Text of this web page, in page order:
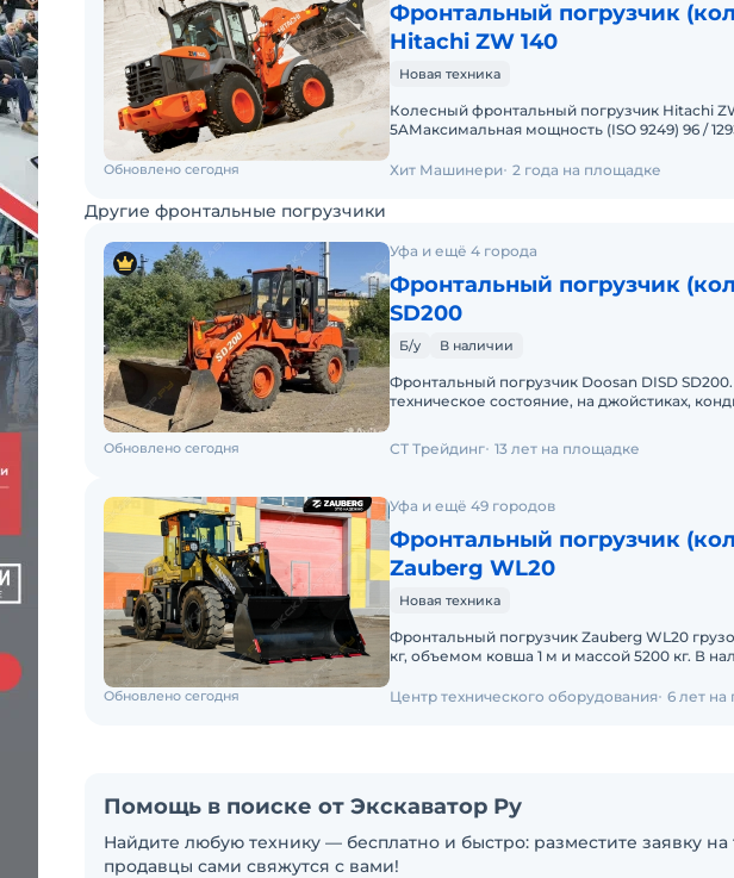
Фронтальный погрузчик
Hitachi ZW 140
Новая техника
Колесный фронтальный погрузчик Hitachi
5AМаксимальная мощность (ISO 9249) 96 /
Обновлено сегодня Хит Машинери 2 года на площадке
Другие фронтальные погрузчики
Уфа и ещё 4 города
Фронтальный погрузчик
SD200
Б/у В наличии
Фронтальный погрузчик Doosan DISD
техническое состояние, на джойстиках,
Обновлено сегодня СТ Трейдинг 13 лет на площадке
Уфа и ещё 49 городов
Фронтальный погрузчик
Zauberg WL20
Новая техника
Фронтальный погрузчик Zauberg WL20
кг, объемом ковша 1 м и массой 5200 кг. В наличии на складах РФ.
Обновлено сегодня Центр технического оборудования 6 лет
Помощь в поиске от Экскаватор Ру
Найдите любую технику — бесплатно и быстро: разместите заявку на
продавцы сами свяжутся с вами!